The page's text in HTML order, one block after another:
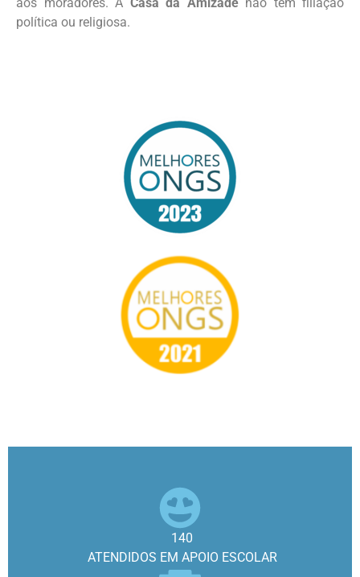
aos moradores. A Casa da Amizadenão tem filiação
política ou religiosa.
140
ATENDIDOS EM APOIO ESCOLAR